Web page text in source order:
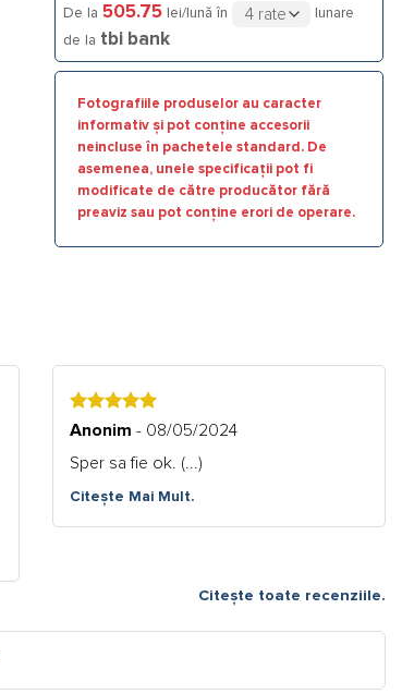
De la 505.75 lei/lună în
lunare
de la tbi bank
Fotografiile produselor au caracter
informativ și pot conține accesorii
neincluse în pachetele standard. De
asemenea, unele specificații pot fi
modificate de către producător fără
preaviz sau pot conține erori de operare.
5
Anonim - 08/05/2024
Sper sa fie ok. (...)
Citește Mai Mult.
Citește toate recenziile.